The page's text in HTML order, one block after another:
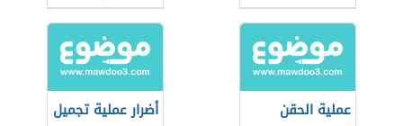
عملية الحقن
أضرار عملية تجميل